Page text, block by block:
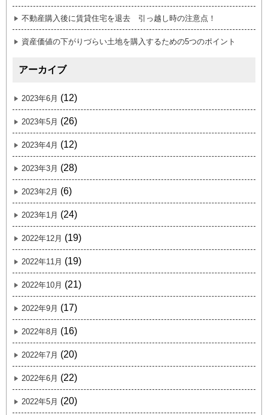
不動産購入後に賃貸住宅を退去 引っ越し時の注意点！
資産価値の下がりづらい土地を購入するための5つのポイント
アーカイブ
2023年6月 (12)
2023年5月 (26)
2023年4月 (12)
2023年3月 (28)
2023年2月 (6)
2023年1月 (24)
2022年12月 (19)
2022年11月 (19)
2022年10月 (21)
2022年9月 (17)
2022年8月 (16)
2022年7月 (20)
2022年6月 (22)
2022年5月 (20)